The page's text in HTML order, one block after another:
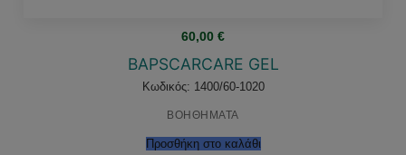
60,00 €
BAPSCARCARE GEL
Κωδικός: 1400/60-1020
ΒΟΗΘΗΜΑΤΑ
Προσθήκη στο καλάθι